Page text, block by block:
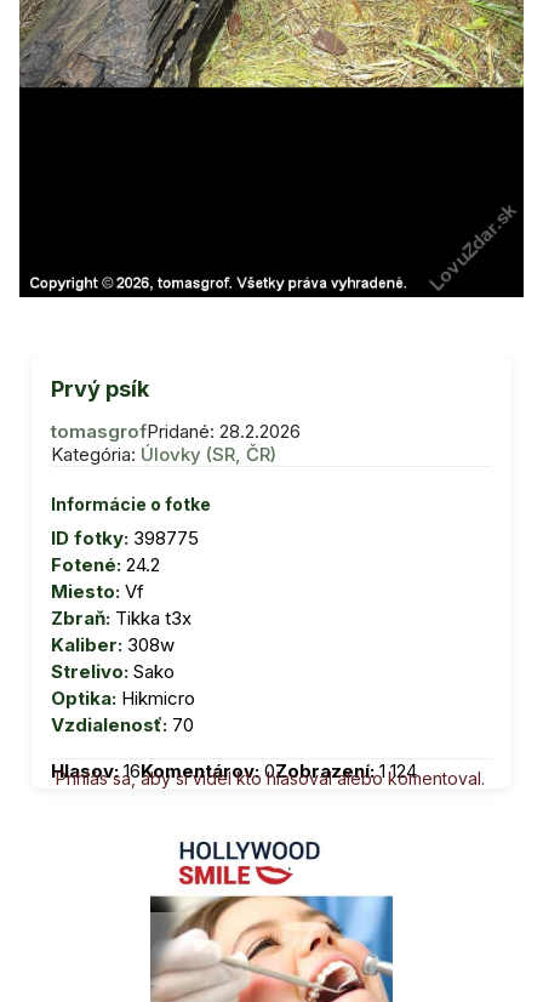
Prvý psík
tomasgrofPridané: 28.2.2026
Kategória: Úlovky (SR, ČR)
Informácie o fotke
ID fotky: 398775
Fotené: 24.2
Miesto: Vf
Zbraň: Tikka t3x
Kaliber: 308w
Strelivo: Sako
Optika: Hikmicro
Vzdialenosť: 70
Hlasov: 16Komentárov: 0Zobrazení:1 124
Prihlás sa, aby si videl kto hlasoval alebo komentoval.